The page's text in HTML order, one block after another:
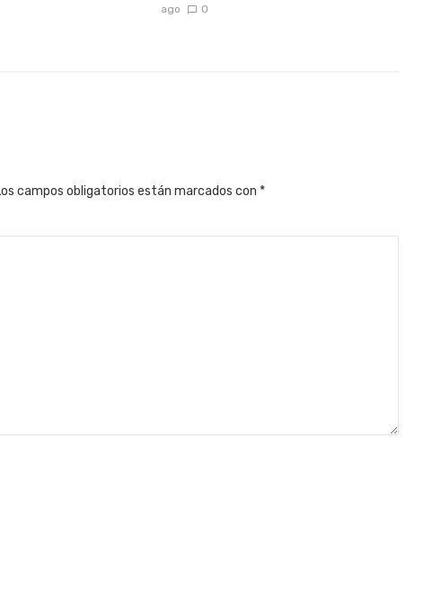
ago
0
campos obligatorios están marcados con *